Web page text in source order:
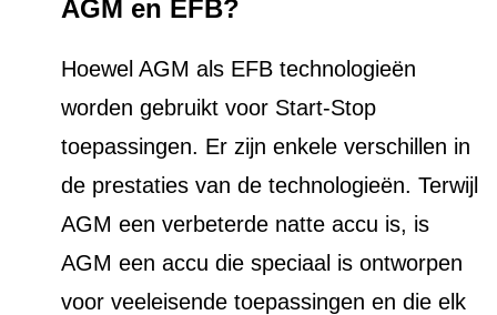
AGM en EFB?
Hoewel AGM als EFB technologieën
worden gebruikt voor Start-Stop
toepassingen. Er zijn enkele verschillen in
de prestaties van de technologieën. Terwijl
AGM een verbeterde natte accu is, is
AGM een accu die speciaal is ontworpen
voor veeleisende toepassingen en die elk